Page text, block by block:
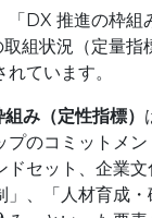
「DX 推進の枠組
取組状況（定量
ています。
み（定性指標）
プのコミットメ
ドセット、企業文
」、「人材育成